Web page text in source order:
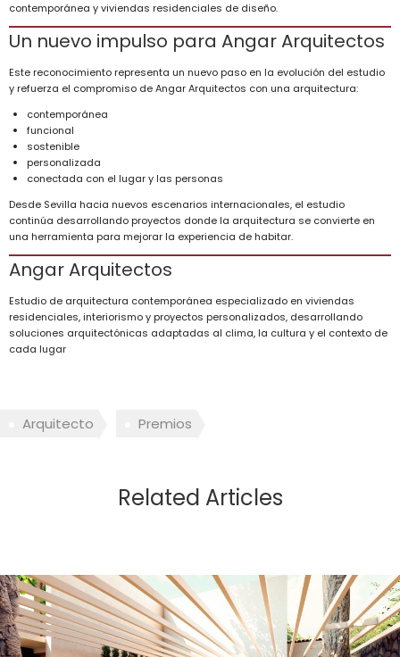
contemporánea y viviendas residenciales de diseño.
Un nuevo impulso para Angar Arquitectos
Este reconocimiento representa un nuevo paso en la evolución del estudio
y refuerza el compromiso de Angar Arquitectos con una arquitectura:
contemporánea
funcional
sostenible
personalizada
conectada con el lugar y las personas
Desde Sevilla hacia nuevos escenarios internacionales, el estudio
continúa desarrollando proyectos donde la arquitectura se convierte en
una herramienta para mejorar la experiencia de habitar.
Angar Arquitectos
Estudio de arquitectura contemporánea especializado en viviendas
residenciales, interiorismo y proyectos personalizados, desarrollando
soluciones arquitectónicas adaptadas al clima, la cultura y el contexto de
cada lugar
Arquitecto Premios
Related Articles